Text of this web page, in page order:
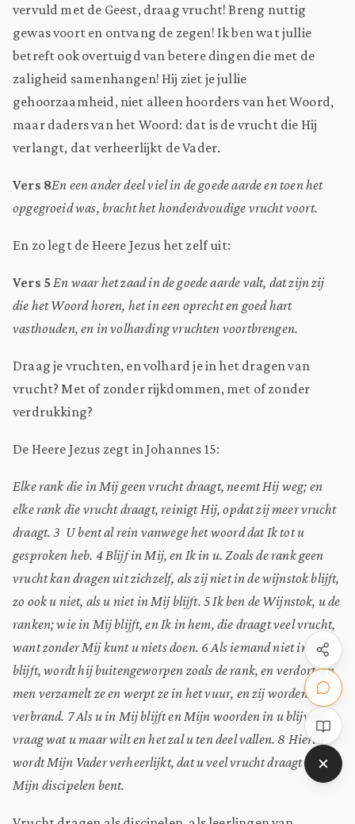
vervuld met de Geest, draag vrucht! Breng nuttig
gewas voort en ontvang de zegen! Ik ben wat jullie
betreft ook overtuigd van betere dingen die met de
zaligheid samenhangen! Hij ziet je jullie
gehoorzaamheid, niet alleen hoorders van het Woord,
maar daders van het Woord: dat is de vrucht die Hij
verlangt, dat verheerlijkt de Vader.
Vers 8En een ander deel viel in de goede aarde en toen het
opgegroeid was, bracht het honderdvoudige vrucht voort.
En zo legt de Heere Jezus het zelf uit:
Vers 5 En waar het zaad in de goede aarde valt, dat zijn zij
die het Woord horen, het in een oprecht en goed hart
vasthouden, en in volharding vruchten voortbrengen.
Draag je vruchten, en volhard je in het dragen van
vrucht? Met of zonder rijkdommen, met of zonder
verdrukking?
De Heere Jezus zegt in Johannes 15:
Elke rank die in Mij geen vrucht draagt, neemt Hij weg; en
elke rank die vrucht draagt, reinigt Hij, opdat zij meer vrucht
draagt. 3 U bent al rein vanwege het woord dat Ik tot u
gesproken heb. 4 Blijf in Mij, en Ik in u. Zoals de rank geen
vrucht kan dragen uit zichzelf, als zij niet in de wijnstok blijft,
zo ook u niet, als u niet in Mij blijft. 5 Ik ben de Wijnstok, u de
ranken; wie in Mij blijft, en Ik in hem, die draagt veel vrucht,
want zonder Mij kunt u niets doen. 6 Als iemand niet in Mij
blijft, wordt hij buitengeworpen zoals de rank, en verdort, en
men verzamelt ze en werpt ze in het vuur, en zij worden
verbrand. 7 Als u in Mij blijft en Mijn woorden in u blijven,
vraag wat u maar wilt en het zal u ten deel vallen. 8 Hierin
wordt Mijn Vader verheerlijkt, dat u veel vrucht draagt en
Mijn discipelen bent.